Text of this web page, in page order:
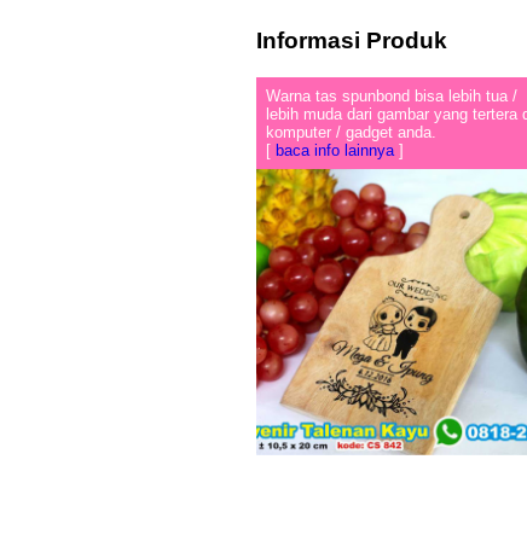
Informasi Produk
Warna tas spunbond bisa lebih tua /
lebih muda dari gambar yang tertera
komputer / gadget anda.
[ baca info lainnya ]